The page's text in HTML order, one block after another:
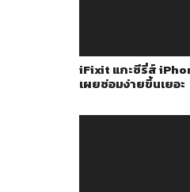
iFixit แกะซีรี่ส์
เผยซ่อมง่ายขึ้นเยอะ